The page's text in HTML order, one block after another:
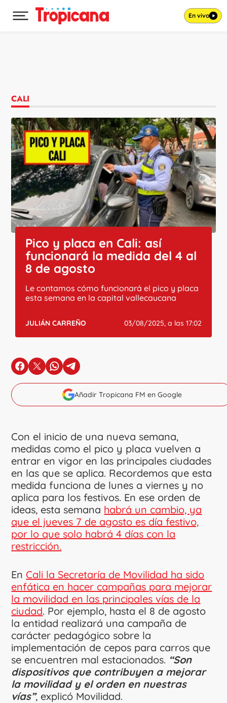
Desplegar menú principal En vivo
CALI
Pico y placa en Cali: así
funcionará la medida del 4 al
8 de agosto
Le contamos cómo funcionará el pico y placa
esta semana en la capital vallecaucana
JULIÁN CARREÑO 03/08/2025, a las 17:02
en Facebook
en Xen Whatsapp
en Telegram
Añadir Tropicana FM en Google
Con el inicio de una nueva semana,
medidas como el pico y placa vuelven a
entrar en vigor en las principales ciudades
en las que se aplica. Recordemos que esta
medida funciona de lunes a viernes y no
aplica para los festivos. En ese orden de
ideas, esta semana habrá un cambio, ya
que el jueves 7 de agosto es día festivo,
por lo que solo habrá 4 días con la
restricción.
En Cali la Secretaría de Movilidad ha sido
enfática en hacer campañas para mejorar
la movilidad en las principales vías de la
ciudad. Por ejemplo, hasta el 8 de agosto
la entidad realizará una campaña de
carácter pedagógico sobre la
implementación de cepos para carros que
se encuentren mal estacionados. “Son
dispositivos que contribuyen a mejorar
la movilidad y el orden en nuestras
vías”, explicó Movilidad.